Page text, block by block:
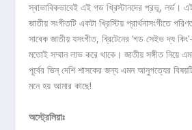
স্বাভাবিকভাবেই এই গড খ্রিস্টানদের প্রভূ, লর্ড।
জাতীয় সংগীতটি একটা খ্রিস্টিয় প্রার্থনাসংগীতে
সাবেক জাতীয় যসংগীত, ব্রিটেনের ‘গড সেইভ দ্য
মতোই সম্মান লাভ করে থাকে। জাতীয় সঙ্গীত নিয়ে
পূর্বের ভিন্ দেশি শাসকের জন্য এমন আনুগত্যের
মনে হয় আমার কাছে!
অস্ট্রেলিয়াঃ